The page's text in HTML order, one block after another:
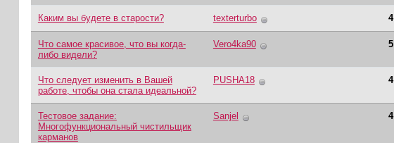
Каким вы будете в старости? texterturbo 4
Что самое красивое, что вы когда-
либо видели?
Vero4ka90 5
Что следует изменить в Вашей
работе, чтобы она стала идеальной?
PUSHA18 4
Тестовое задание:
Многофункциональный чистильщик
карманов
Sanjel 4